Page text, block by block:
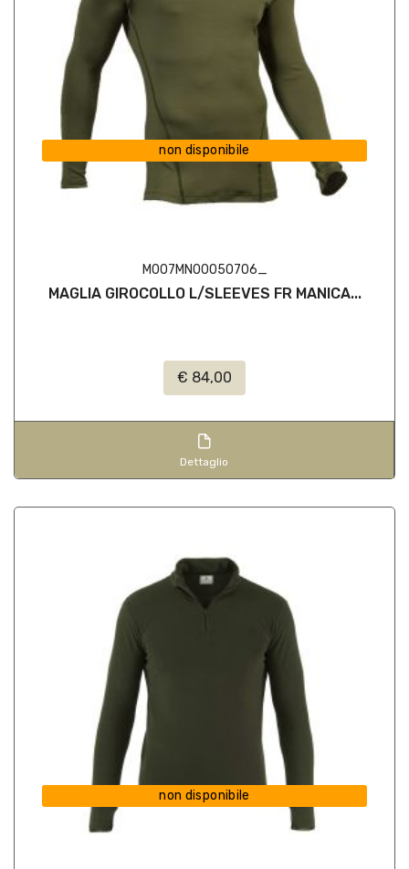
non disponibile
M007MN00050706_
MAGLIA GIROCOLLO L/SLEEVES FR MANICA...
€ 84,00
Dettaglio
non disponibile